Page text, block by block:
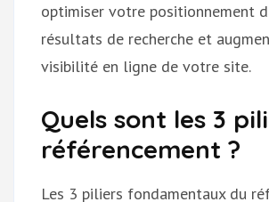
optimiser votre positionnement
résultats de recherche et
visibilité en ligne de votre site.
Quels sont les 3
référencement ?
Les 3 piliers fondamentaux du